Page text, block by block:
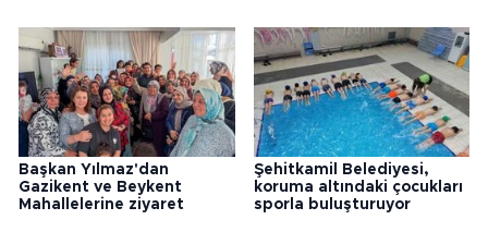
Başkan Yılmaz'dan
Gazikent ve Beykent
Mahallelerine ziyaret
Şehitkamil Belediyesi,
koruma altındaki çocukları
sporla buluşturuyor